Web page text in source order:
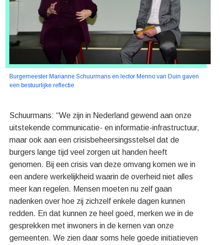
Burgemeester Marianne Schuurmans en lector Menno van Duin gaven
een bestuurlijke reflectie
Schuurmans: “We zijn in Nederland gewend aan onze
uitstekende communicatie- en informatie-infrastructuur,
maar ook aan een crisisbeheersingsstelsel dat de
burgers lange tijd veel zorgen uit handen heeft
genomen. Bij een crisis van deze omvang komen we in
een andere werkelijkheid waarin de overheid niet alles
meer kan regelen. Mensen moeten nu zelf gaan
nadenken over hoe zij zichzelf enkele dagen kunnen
redden. En dat kunnen ze heel goed, merken we in de
gesprekken met inwoners in de kernen van onze
gemeenten. We zien daar soms hele goede initiatieven